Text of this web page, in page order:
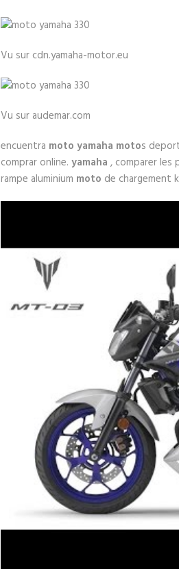
Vu sur cdn.yamaha-motor.eu
Vu sur audemar.com
encuentra moto yamaha motos
comprar online. yamaha , comparer les
rampe aluminium moto de chargement